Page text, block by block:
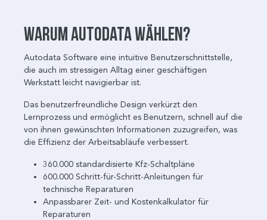
Warum Autodata wählen?
Autodata Software eine intuitive Benutzerschnittstelle,
die auch im stressigen Alltag einer geschäftigen
Werkstatt leicht navigierbar ist.
Das benutzerfreundliche Design verkürzt den
Lernprozess und ermöglicht es Benutzern, schnell auf die
von ihnen gewünschten Informationen zuzugreifen, was
die Effizienz der Arbeitsabläufe verbessert.
360.000 standardisierte Kfz-Schaltpläne
600.000 Schritt-für-Schritt-Anleitungen für
technische Reparaturen
Anpassbarer Zeit- und Kostenkalkulator für
Reparaturen